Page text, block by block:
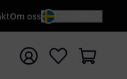
Om oss